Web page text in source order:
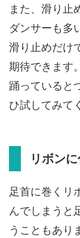
また、滑り止
ダンサーも多
滑り止めだけ
期待できます。
踊っていると
ひ試してみて
リボン
足首に巻くリ
んでしまうと
うこともあり